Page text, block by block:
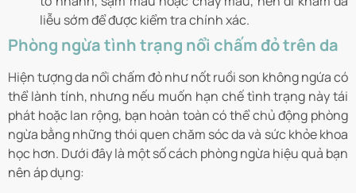
liễu sớm để được kiểm tra chính xác.
Phòng ngừa tình trạng nổi chấm đỏ trên da
Hiện tượng da nổi chấm đỏ như nốt ruồi son không ngứa có
thể lành tính, nhưng nếu muốn hạn chế tình trạng này tái
phát hoặc lan rộng, bạn hoàn toàn có thể chủ động phòng
ngừa bằng những thói quen chăm sóc da và sức khỏe khoa
học hơn. Dưới đây là một số cách phòng ngừa hiệu quả bạn
nên áp dụng: